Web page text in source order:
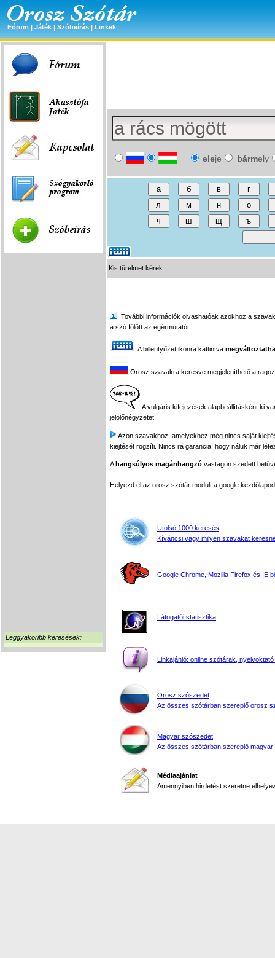
Fórum | Játék | Szóbeírás | Linkek
Leggyakoribb keresések:
eleje bármely
Kis türelmet kérek...
További információk olvashatóak azokhoz a
a szó fölött az egérmutatót!
A billentyűzet ikonra kattintva
Orosz szavakra keresve megjeleníthető a
A vulgáris kifejezések alapbeállításként ki
jelölőnégyzetet.
Azon szavakhoz, amelyekhez még nincs saját
kiejtését rögzíti. Nincs rá garancia, hogy náluk már
Ahangsúlyos magánhangzó vastagon szedett
Helyezd el az orosz szótár modult a google
Utolsó 1000 keresés
Kíváncsi vagy milyen szavakat
Google Chrome, Mozilla Firefox és IE
Látogatói statisztika
Linkajánló: online szótárak, nyelvoktató
Orosz szószedet
Az összes szótárban szereplő orosz
Magyar szószedet
Az összes szótárban szereplő magyar
Médiaajánlat
Amennyiben hirdetést szeretne